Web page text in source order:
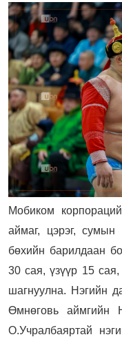
Мобиком
аймаг, цэрэг,
бөхийн барилдаан
30 сая, үзүүр 15
шагнуулна. Нэгийн
Өмнөговь аймгийн
О.Учралбаяртай